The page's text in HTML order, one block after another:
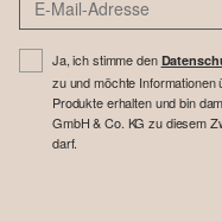
Ja, ich stimme den
zu und möchte
Produkte erhalten und bin
GmbH & Co. KG zu diesem
darf.